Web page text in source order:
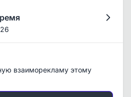
взаиморекламу этому